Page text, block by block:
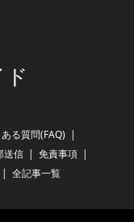
る質問(FAQ)
送信
免責事項
全記事一覧